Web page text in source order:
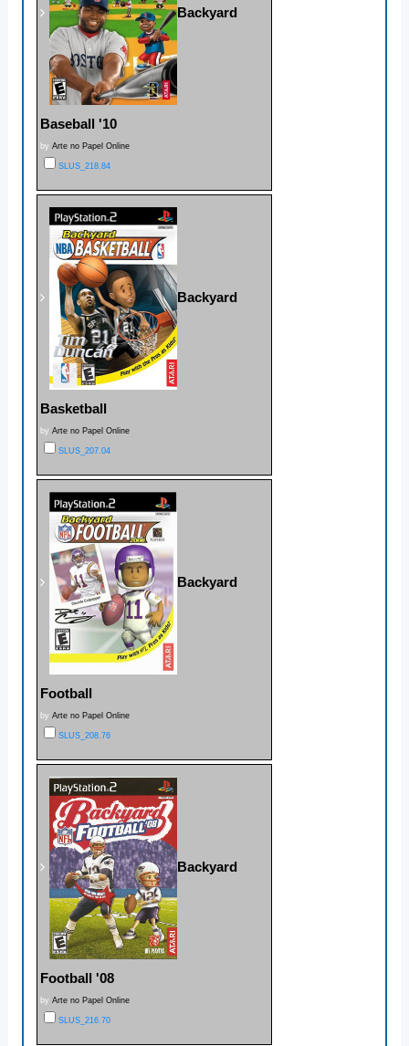
Backyard
Baseball '10
by Arte no Papel Online
SLUS_218.84
Backyard
Basketball
by Arte no Papel Online
SLUS_207.04
Backyard
Football
by Arte no Papel Online
SLUS_208.76
Backyard
Football '08
by Arte no Papel Online
SLUS_216.70